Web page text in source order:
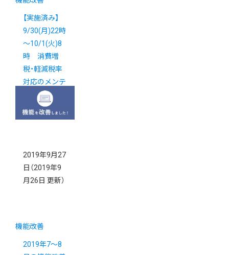
【実施済み】
9/30(月)22時
～10/1(火)8
時 消費増
税・軽減税率
対応のメンテ
ナンスを実施
いたします
2019年9月27
日 （2019年9
月26日 更新）
機能改善
2019年7～8